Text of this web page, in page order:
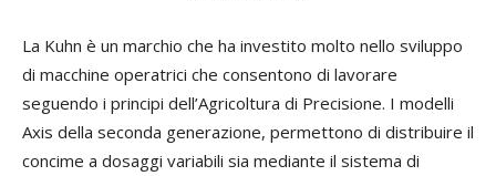
La Kuhn è un marchio che ha investito molto nello sviluppo
di macchine operatrici che consentono di lavorare
seguendo i principi dell’Agricoltura di Precisione. I modelli
Axis della seconda generazione, permettono di distribuire il
concime a dosaggi variabili sia mediante il sistema di